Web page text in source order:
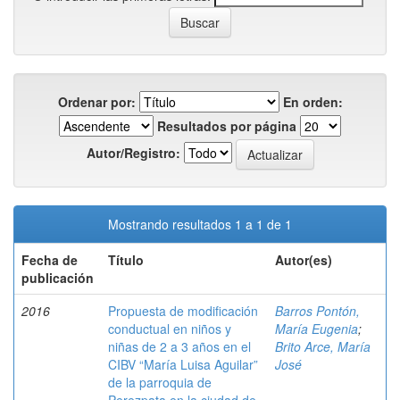
Ordenar por:
En orden:
Resultados por página
Autor/Registro:
Mostrando resultados 1 a 1 de 1
Fecha de
publicación
Título Autor(es)
2016
Propuesta de modificación
conductual en niños y
niñas de 2 a 3 años en el
CIBV “María Luisa Aguilar”
de la parroquia de
Barros Pontón,
María Eugenia;
Brito Arce, María
José